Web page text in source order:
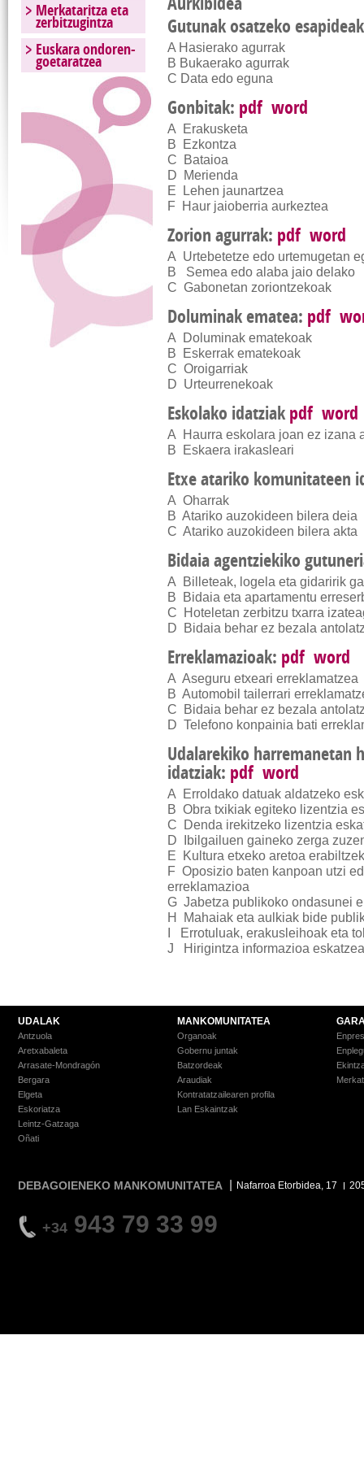
Gutunak osatzeko
A Hasierako agurrak
B Bukaerako agurrak
C Data edo eguna
Gonbitak: pdf word
A Erakusketa
B Ezkontza
C Bataioa
D Merienda
E Lehen jaunartzea
F Haur jaioberria aurkeztea
Zorion agurrak: pdf word
A Urtebetetze edo urtemugetan
B Semea edo alaba jaio delako
C Gabonetan zoriontzekoak
Doluminak ematea: pdf
A Doluminak ematekoak
B Eskerrak ematekoak
C Oroigarriak
D Urteurrenekoak
Eskolako idatziak pdf word
A Haurra eskolara joan ez izana
B Eskaera irakasleari
Etxe atariko komunitateen
A Oharrak
B Atariko auzokideen bilera deia
C Atariko auzokideen bilera akta
Bidaia agentziekiko
A Billeteak, logela eta gidaririk
B Bidaia eta apartamentu
C Hoteletan zerbitzu txarra
D Bidaia behar ez bezala
Erreklamazioak: pdf word
A Aseguru etxeari erreklamatzea
B Automobil tailerrari
C Bidaia behar ez bezala
D Telefono konpainia bati
Udalarekiko harremanetan
idatziak: pdf word
A Erroldako datuak aldatzeko
B Obra txikiak egiteko lizentzia
C Denda irekitzeko lizentzia
D Ibilgailuen gaineko zerga
E Kultura etxeko aretoa
F Oposizio baten kanpoan utzi
erreklamazioa
G Jabetza publikoko ondasunei
H Mahaiak eta aulkiak bide
I Errotuluak, erakusleihoak eta
J Hirigintza informazioa
Merkataritza eta
zerbitzugintza
Euskara ondoren-
goetaratzea
UDALAK
Antzuola
Aretxabaleta
Arrasate-Mondragón
Bergara
Elgeta
Eskoriatza
Leintz-Gatzaga
Oñati
MANKOMUNITATEA
Organoak
Gobernu juntak
Batzordeak
Araudiak
Kontratatzailearen profila
Lan Eskaintzak
DEBAGOIENEKO MANKOMUNITATEA Nafarroa Etorbidea, 17
+34 943 79 33 99